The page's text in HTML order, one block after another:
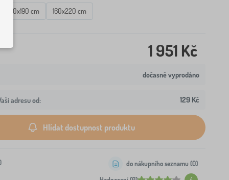
140x190 cm 160x220 cm
1 951 Kč
dočasně vyprodáno
adresu od: 129 Kč
Hlídat dostupnost produktu
do nákupního seznamu (0)